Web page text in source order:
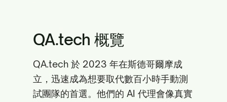
QA.tech 概覽
QA.tech 於 2023 年在斯德哥爾摩成
立，迅速成為想要取代數百小時手動測
試團隊的首選。他們的 AI 代理會像真實